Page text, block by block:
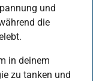
und
die
in deinem
zu tanken und